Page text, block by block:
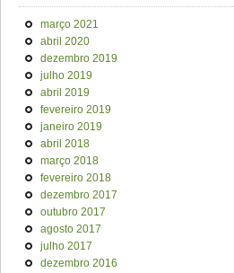
março 2021
abril 2020
dezembro 2019
julho 2019
abril 2019
fevereiro 2019
janeiro 2019
abril 2018
março 2018
fevereiro 2018
dezembro 2017
outubro 2017
agosto 2017
julho 2017
dezembro 2016